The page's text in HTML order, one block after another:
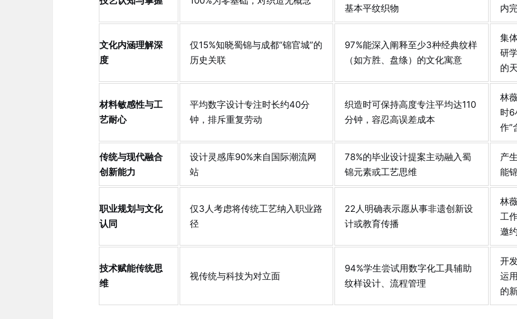
基本平纹织物
内
文化内涵理解深
度
仅15%知晓蜀锦与成都“锦官城”的
历史关联
97%能深入阐释至少3种经典纹样
（如方胜、盘绦）的文化寓意
集
研
的
材料敏感性与工
艺耐心
平均数字设计专注时长约40分
钟，排斥重复劳动
织造时可保持高度专注平均达110
分钟，容忍高误差成本
林
时6
作”
传统与现代融合
创新能力
设计灵感库90%来自国际潮流网
站
78%的毕业设计提案主动融入蜀
锦元素或工艺思维
产
能
职业规划与文化
认同
仅3人考虑将传统工艺纳入职业路
径
22人明确表示愿从事非遗创新设
计或教育传播
林
工
邀约
技术赋能传统思
维
视传统与科技为对立面
94%学生尝试用数字化工具辅助
纹样设计、流程管理
开
运
的